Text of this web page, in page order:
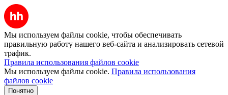
Мы используем файлы cookie, чтобы обеспечивать
правильную работу нашего веб-сайта и анализировать сетевой
трафик.
Правила использования файлов cookie
Мы используем файлы cookie. Правила использования
файлов cookie
Понятно